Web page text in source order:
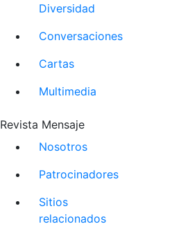
Diversidad
Conversaciones
Cartas
Multimedia
Revista Mensaje
Nosotros
Patrocinadores
Sitios
relacionados